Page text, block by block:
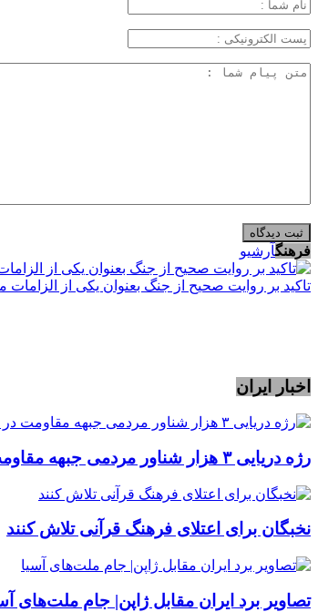
فرهنگآرشیو
تاکید بر روایت صحیح از جنگ بعنوان یکی از
اخبار ایران
رژه دریایی ۳ هزار شناور مردمی جبهه مقاومت در روز قدس
نخبگان برای اعتلای فرهنگ قرآنی تلاش کنند
تصاویر برد ایران مقابل ژاپن| جام ملت‌های